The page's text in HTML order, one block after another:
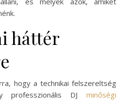
háttér
hogy a technikai felszereltség
professzionális DJ minőségi